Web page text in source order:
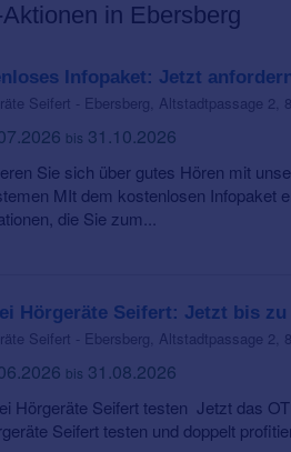
in Ebersberg
Infopaket: Jetzt
Seifert - Ebersberg, Altstadtpassage 2,
bis 31.10.2026
Sie sich über gutes Hören mit
MIt dem kostenlosen Infopaket
die Sie zum...
Hörgeräte Seifert: Jetzt bis zu
Seifert - Ebersberg, Altstadtpassage 2,
bis 31.08.2026
Hörgeräte Seifert testen Jetzt das
Seifert testen und doppelt